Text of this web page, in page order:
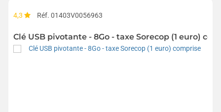
4,3 Réf. 01403V0056963
Clé USB pivotante - 8Go - taxe Sorecop (1 euro)